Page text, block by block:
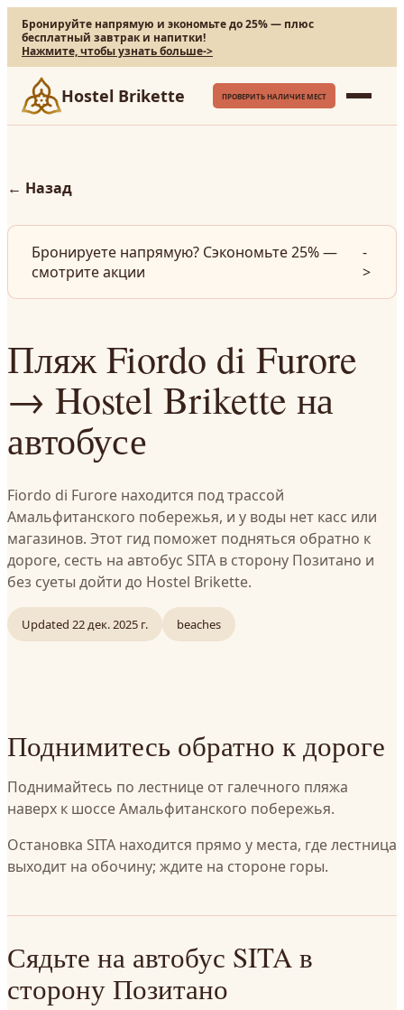
Бронируйте напрямую и экономьте до 25% — плюс
бесплатный завтрак и напитки!
Нажмите, чтобы узнать больше->
Hostel Brikette ПРОВЕРИТЬ НАЛИЧИЕ МЕСТ
← Назад
Бронируете напрямую? Сэкономьте 25% —
смотрите акции
-
>
Пляж Fiordo di Furore
→ Hostel Brikette на
автобусе
Fiordo di Furore находится под трассой
Амальфитанского побережья, и у воды нет касс или
магазинов. Этот гид поможет подняться обратно к
дороге, сесть на автобус SITA в сторону Позитано и
без суеты дойти до Hostel Brikette.
Updated 22 дек. 2025 г. beaches
Поднимитесь обратно к дороге
Поднимайтесь по лестнице от галечного пляжа
наверх к шоссе Амальфитанского побережья.
Остановка SITA находится прямо у места, где лестница
выходит на обочину; ждите на стороне горы.
Сядьте на автобус SITA в
сторону Позитано